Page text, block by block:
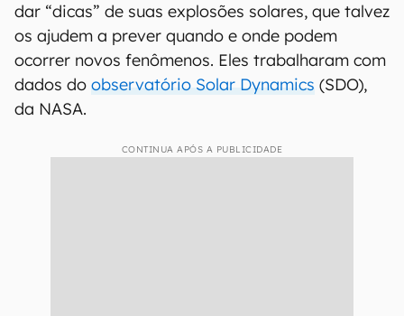
dar “dicas” de suas explosões solares, que talvez
os ajudem a prever quando e onde podem
ocorrer novos fenômenos. Eles trabalharam com
dados do observatório Solar Dynamics (SDO),
da NASA.
CONTINUA APÓS A PUBLICIDADE